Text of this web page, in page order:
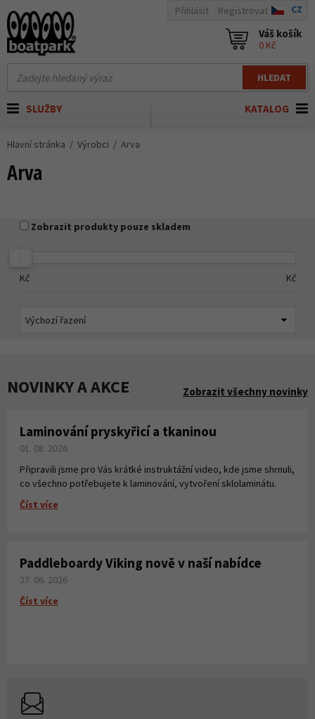
HLEDAT
Přihlásit Registrovat CZ
Váš košík
0 Kč
KATALOG
SLUŽBY
Hlavní stránka Výrobci Arva
Arva
Zobrazit produkty pouze skladem
Kč Kč
NOVINKY A AKCE Zobrazit všechny novinky
Laminování pryskyřicí a tkaninou
01. 08. 2026
Připravili jsme pro Vás krátké instruktážní video, kde jsme shrnuli,
co všechno potřebujete k laminování, vytvoření sklolaminátu.
Číst více
Paddleboardy Viking nově v naší nabídce
27. 06. 2026
Číst více